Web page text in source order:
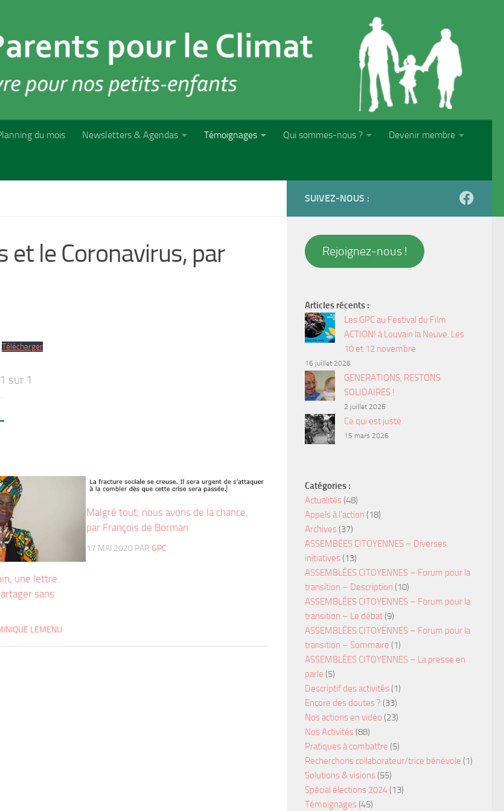
du mois Newsletters & Agendas Témoignages Qui sommes-nous ? Devenir membre
et le Coronavirus, par
Télécharger
sur 1
une lettre
sans
LEMENU
Malgré tout, nous avons de la chance,
par François de Borman
17 MAI 2020 PAR GPC
SUIVEZ-NOUS :
Rejoignez-nous !
Articles récents :
Les GPC au Festival du Film
ACTION! à Louvain la Neuve. Les
10 et 12 novembre
16 juillet 2026
GENERATIONS, RESTONS
SOLIDAIRES !
2 juillet 2026
Ce qui est juste
15 mars 2026
Catégories :
Actualités (48)
Appels à l'action (18)
Archives (37)
ASSEMBÉES CITOYENNES – Diverses
initiatives (13)
ASSEMBLÉES CITOYENNES – Forum pour la
transition – Description (10)
ASSEMBLÉES CITOYENNES – Forum pour la
transition – Le débat (9)
ASSEMBLÉES CITOYENNES – Forum pour la
transition – Sommaire (1)
ASSEMBLÉES CITOYENNES – La presse en
parle (5)
Descriptif des activités (1)
Encore des doutes ? (33)
Nos actions en vidéo (23)
Nos Activités (88)
Pratiques à combattre (5)
Recherchons collaborateur/trice bénévole (1)
Solutions & visions (55)
Spécial élections 2024 (13)
Témoignages (45)